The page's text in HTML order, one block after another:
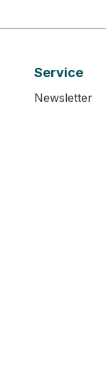
Service
Newsletter